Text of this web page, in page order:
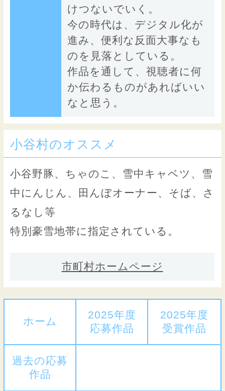
けつないでいく。
今の時代は、デジタル化が
進み、便利な反面大事なも
のを見落としている。
作品を通して、視聴者に何
か伝わるものがあればいい
なと思う。
小谷村のオススメ
小谷野豚、ちゃのこ、雪中キャベツ、雪
中にんじん、田んぼオーナー、そば、さ
るなし等
特別豪雪地帯に指定されている。
市町村ホームページ
ホーム
2025年度
応募作品
2025年度
受賞作品
過去の応募
作品